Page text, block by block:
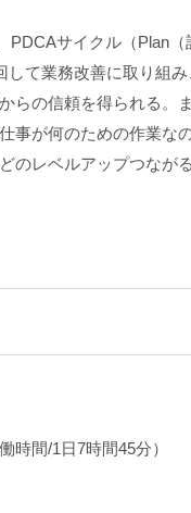
サイクル（Plan（
て業務改善に取り組
らの信頼を得られる。
事が何のための作業な
のレベルアップつながる
間/1日7時間45分）